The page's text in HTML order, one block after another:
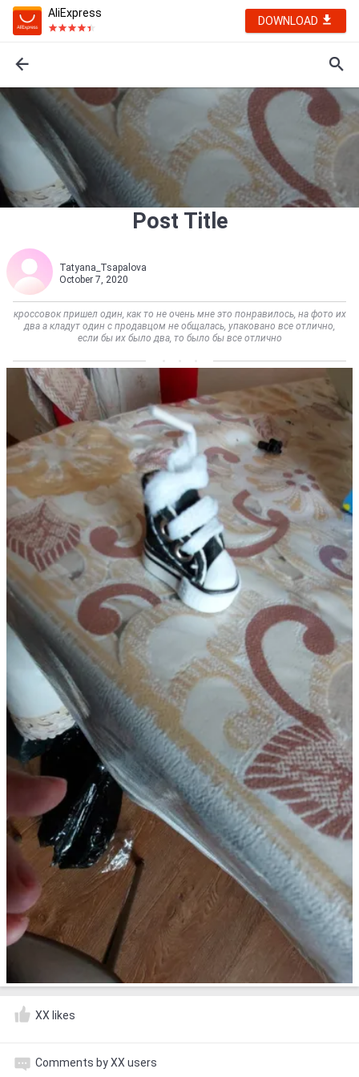
AliExpress
DOWNLOAD
Post Title
Tatyana_Tsapalova
October 7, 2020
кроссовок пришел один, как то не очень мне это понравилось, на фото их
два а кладут один с продавцом не общалась, упаковано все отлично,
если бы их было два, то было бы все отлично
XX likes
Comments by XX users